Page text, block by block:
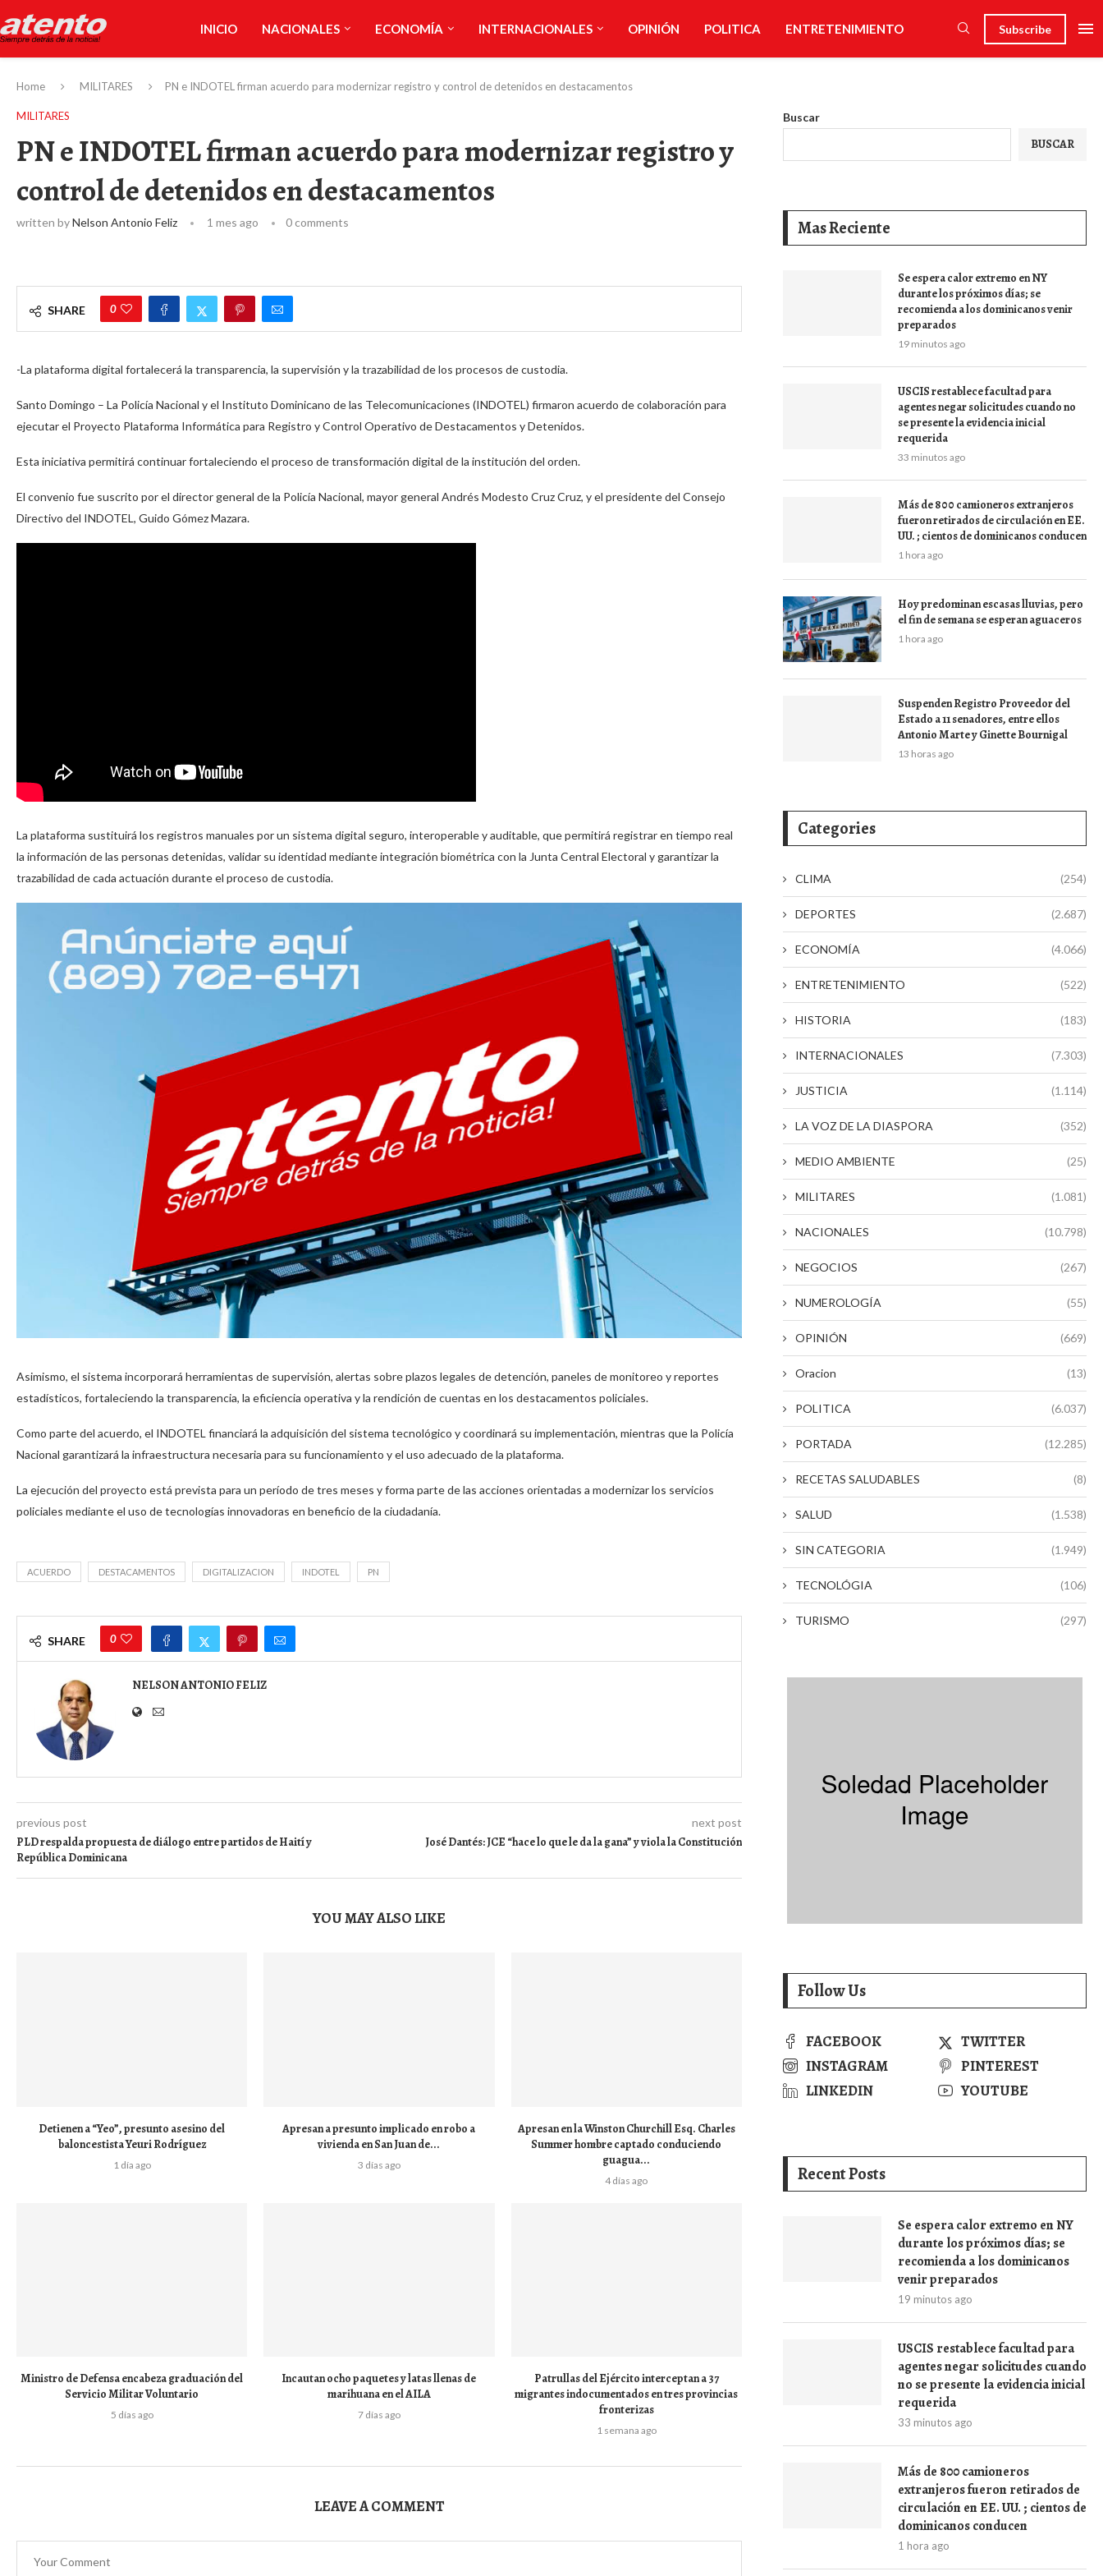
INICIO NACIONALES ECONOMÍA INTERNACIONALES OPINIÓN POLITICA ENTRETENIMIENTO Subscribe
Home MILITARES PN e INDOTEL firman acuerdo para modernizar registro y control de detenidos en destacamentos
MILITARES
PN e INDOTEL firman acuerdo para modernizar registro y
control de detenidos en destacamentos
written byNelson Antonio Feliz 1 mes ago 0 comments
SHARE 0
-La plataforma digital fortalecerá la transparencia, la supervisión y la trazabilidad de los procesos de custodia.
Santo Domingo – La Policía Nacional y el Instituto Dominicano de las Telecomunicaciones (INDOTEL) firmaron acuerdo de colaboración para
ejecutar el Proyecto Plataforma Informática para Registro y Control Operativo de Destacamentos y Detenidos.
Esta iniciativa permitirá continuar fortaleciendo el proceso de transformación digital de la institución del orden.
El convenio fue suscrito por el director general de la Policía Nacional, mayor general Andrés Modesto Cruz Cruz, y el presidente del Consejo
Directivo del INDOTEL, Guido Gómez Mazara.
La plataforma sustituirá los registros manuales por un sistema digital seguro, interoperable y auditable, que permitirá registrar en tiempo real
la información de las personas detenidas, validar su identidad mediante integración biométrica con la Junta Central Electoral y garantizar la
trazabilidad de cada actuación durante el proceso de custodia.
Asimismo, el sistema incorporará herramientas de supervisión, alertas sobre plazos legales de detención, paneles de monitoreo y reportes
estadísticos, fortaleciendo la transparencia, la eficiencia operativa y la rendición de cuentas en los destacamentos policiales.
Como parte del acuerdo, el INDOTEL financiará la adquisición del sistema tecnológico y coordinará su implementación, mientras que la Policía
Nacional garantizará la infraestructura necesaria para su funcionamiento y el uso adecuado de la plataforma.
La ejecución del proyecto está prevista para un período de tres meses y forma parte de las acciones orientadas a modernizar los servicios
policiales mediante el uso de tecnologías innovadoras en beneficio de la ciudadanía.
ACUERDO DESTACAMENTOS DIGITALIZACION INDOTEL PN
SHARE 0
NELSON ANTONIO FELIZ
previous post
PLD respalda propuesta de diálogo entre partidos de Haití y
República Dominicana
next post
José Dantés: JCE “hace lo que le da la gana” y viola la Constitución
YOU MAY ALSO LIKE
Detienen a “Yeo”, presunto asesino del
baloncestista Yeuri Rodríguez
1 día ago
Apresan a presunto implicado en robo a
vivienda en San Juan de...
3 días ago
Apresan en la Winston Churchill Esq. Charles
Summer hombre captado conduciendo
guagua...
4 días ago
Ministro de Defensa encabeza graduación del
Servicio Militar Voluntario
5 días ago
Incautan ocho paquetes y latas llenas de
marihuana en el AILA
7 días ago
Patrullas del Ejército interceptan a 37
migrantes indocumentados en tres provincias
fronterizas
1 semana ago
LEAVE A COMMENT
Buscar
BUSCAR
Mas Reciente
Se espera calor extremo en NY
durante los próximos días; se
recomienda a los dominicanos venir
preparados
19 minutos ago
USCIS restablece facultad para
agentes negar solicitudes cuando no
se presente la evidencia inicial
requerida
33 minutos ago
Más de 800 camioneros extranjeros
fueron retirados de circulación en EE.
UU. ; cientos de dominicanos conducen
1 hora ago
Hoy predominan escasas lluvias, pero
el fin de semana se esperan aguaceros
1 hora ago
Suspenden Registro Proveedor del
Estado a 11 senadores, entre ellos
Antonio Marte y Ginette Bournigal
13 horas ago
Categories
CLIMA (254)
DEPORTES (2.687)
ECONOMÍA (4.066)
ENTRETENIMIENTO (522)
HISTORIA (183)
INTERNACIONALES (7.303)
JUSTICIA (1.114)
LA VOZ DE LA DIASPORA (352)
MEDIO AMBIENTE (25)
MILITARES (1.081)
NACIONALES (10.798)
NEGOCIOS (267)
NUMEROLOGÍA (55)
OPINIÓN (669)
Oracion (13)
POLITICA (6.037)
PORTADA (12.285)
RECETAS SALUDABLES (8)
SALUD (1.538)
SIN CATEGORIA (1.949)
TECNOLÓGIA (106)
TURISMO (297)
Follow Us
FACEBOOK
TWITTER
INSTAGRAM
PINTEREST
LINKEDIN
YOUTUBE
Recent Posts
Se espera calor extremo en NY
durante los próximos días; se
recomienda a los dominicanos
venir preparados
19 minutos ago
USCIS restablece facultad para
agentes negar solicitudes cuando
no se presente la evidencia inicial
requerida
33 minutos ago
Más de 800 camioneros
extranjeros fueron retirados de
circulación en EE. UU. ; cientos de
dominicanos conducen
1 hora ago